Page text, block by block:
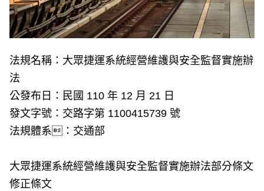
法規名稱：大眾捷運系統經營維護與安全監督實施辦
法
公發布日：民國 110 年 12 月 21 日
發文字號：交路字第 1100415739 號
法規體系：交通部
大眾捷運系統經營維護與安全監督實施辦法部分條文
修正條文